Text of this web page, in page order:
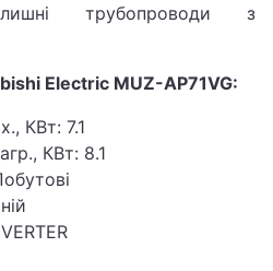
трубопроводи з
Electric MUZ-AP71VG:
КВт: 7.1
КВт: 8.1